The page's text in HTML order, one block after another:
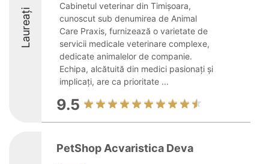
Laureați
Cabinetul veterinar din Timișoara,
cunoscut sub denumirea de Animal
Care Praxis, furnizează o varietate de
servicii medicale veterinare complexe,
dedicate animalelor de companie.
Echipa, alcătuită din medici pasionați și
implicați, are ca prioritate ...
9.5
PetShop Acvaristica Deva